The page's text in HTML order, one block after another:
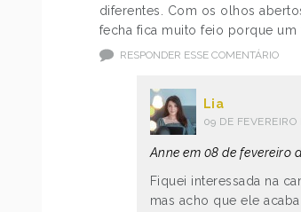
diferentes. Com os olhos
fecha fica muito feio porque
RESPONDER ESSE COMENTÁRIO
Lia
09 DE FEVEREIRO
Anne em 08 de fevereiro
Fiquei interessada na
mas acho que ele